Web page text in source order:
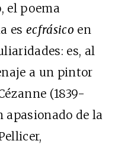
el poema
es ecfrásico en
es, al
a un pintor
(1839-
de la